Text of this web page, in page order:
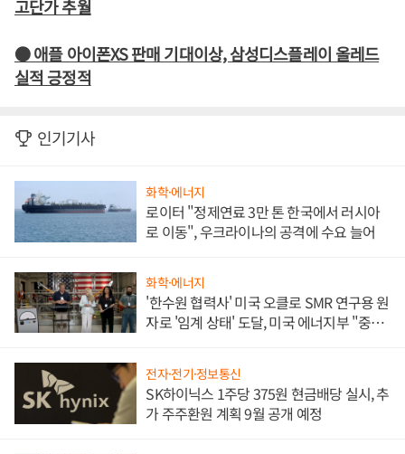
고단가 추월
● 애플 아이폰XS 판매 기대이상, 삼성디스플레이 올레드
실적 긍정적
인기기사
화학·에너지
로이터 "정제연료 3만 톤 한국에서 러시아
로 이동", 우크라이나의 공격에 수요 늘어
화학·에너지
'한수원 협력사' 미국 오클로 SMR 연구용 원
자로 '임계 상태' 도달, 미국 에너지부 "중요
전자·전기·정보통신
SK하이닉스 1주당 375원 현금배당 실시, 추
가 주주환원 계획 9월 공개 예정